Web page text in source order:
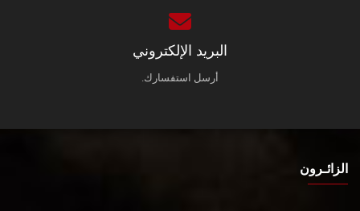
البريد الإلكتروني
أرسل استفسارك.
الزائـرون